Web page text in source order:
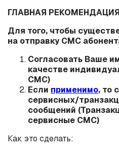
ГЛАВНАЯ РЕКОМЕНДАЦИЯ
Для того, чтобы
на отправку СМС
Согласовать Ваше
качестве
СМС)
Если применимо, то
сервисных/
сообщений
сервисные СМС)
Как это сделать: